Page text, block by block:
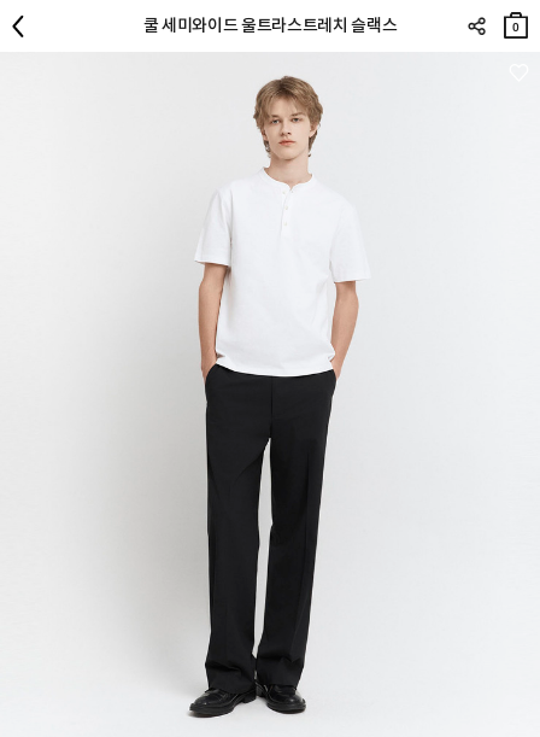
쿨 세미와이드 울트라스트레치 슬랙스
장바
구니
0